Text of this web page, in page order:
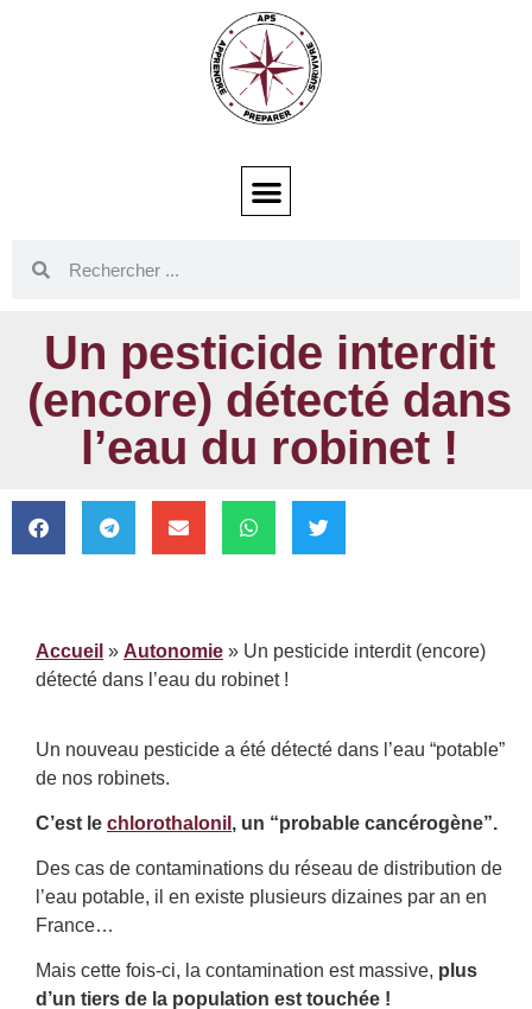
Un pesticide interdit
(encore) détecté dans
l’eau du robinet !
Accueil » Autonomie » Un pesticide interdit (encore)
détecté dans l’eau du robinet !
Un nouveau pesticide a été détecté dans l’eau “potable”
de nos robinets.
C’est le chlorothalonil , un “probable cancérogène”.
Des cas de contaminations du réseau de distribution de
l’eau potable, il en existe plusieurs dizaines par an en
France…
Mais cette fois-ci, la contamination est massive, plus
d’un tiers de la population est touchée !